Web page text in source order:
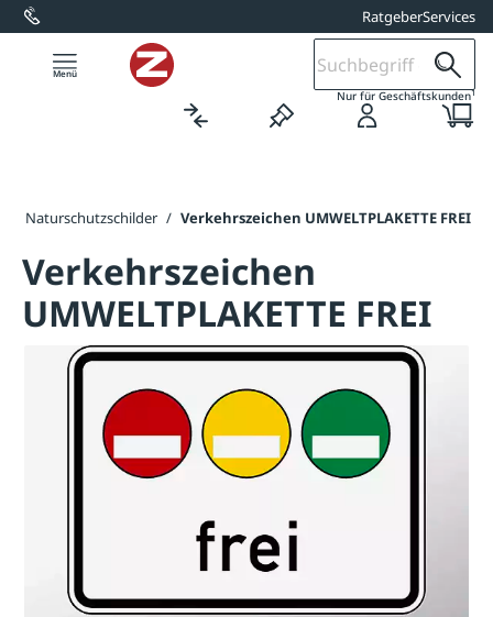
springen RatgeberServices
Nur für Geschäftskunden1
& Naturschutzschilder / Verkehrszeichen UMWELTPLAKETTE FREI
Verkehrszeichen
UMWELTPLAKETTE FREI